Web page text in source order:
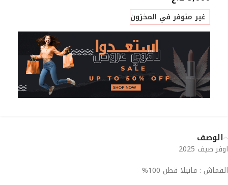
غير متوفر في المخزون
الوصف
اوفر صيف 2025
القماش : فانيلا قطن 100%